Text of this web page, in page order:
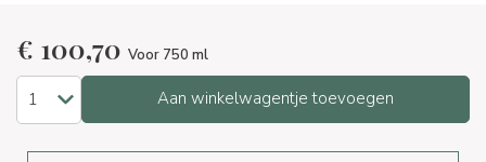
€ 100,70 Voor 750 ml
Aan winkelwagentje toevoegen